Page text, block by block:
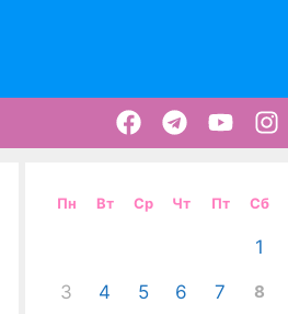
Пн Вт Ср Чт Пт Сб
1
3 4 5 6 7 8